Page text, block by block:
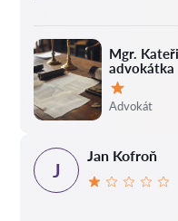
Mgr.
advokátka
Hodnocení:
Advokát
J
Jan Kofroň